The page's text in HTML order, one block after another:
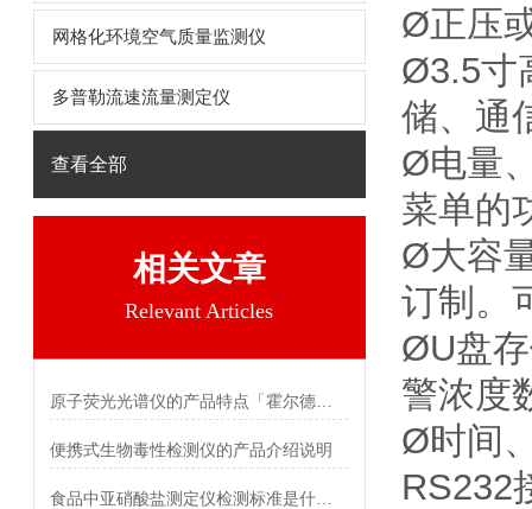
网格化环境空气质量监测仪
多普勒流速流量测定仪
查看全部
相关文章
Relevant Articles
便携式生物毒性检测仪的产品介绍说明
Ø正压
Ø3.5寸
储、通
Ø电量
菜单的
Ø大容
订制。
ØU盘
警浓度
Ø时间
RS232